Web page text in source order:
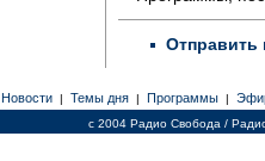
Отправить
Новости | Темы дня | Программы |
c 2004 Радио Свобода /